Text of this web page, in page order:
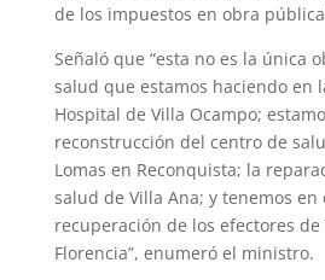
de los impuestos en obra
Señaló que “esta no es la única
salud que estamos haciendo en
Hospital de Villa Ocampo;
reconstrucción del centro de
Lomas en Reconquista; la
salud de Villa Ana; y tenemos en
recuperación de los efectores de
Florencia”, enumeró el ministro.